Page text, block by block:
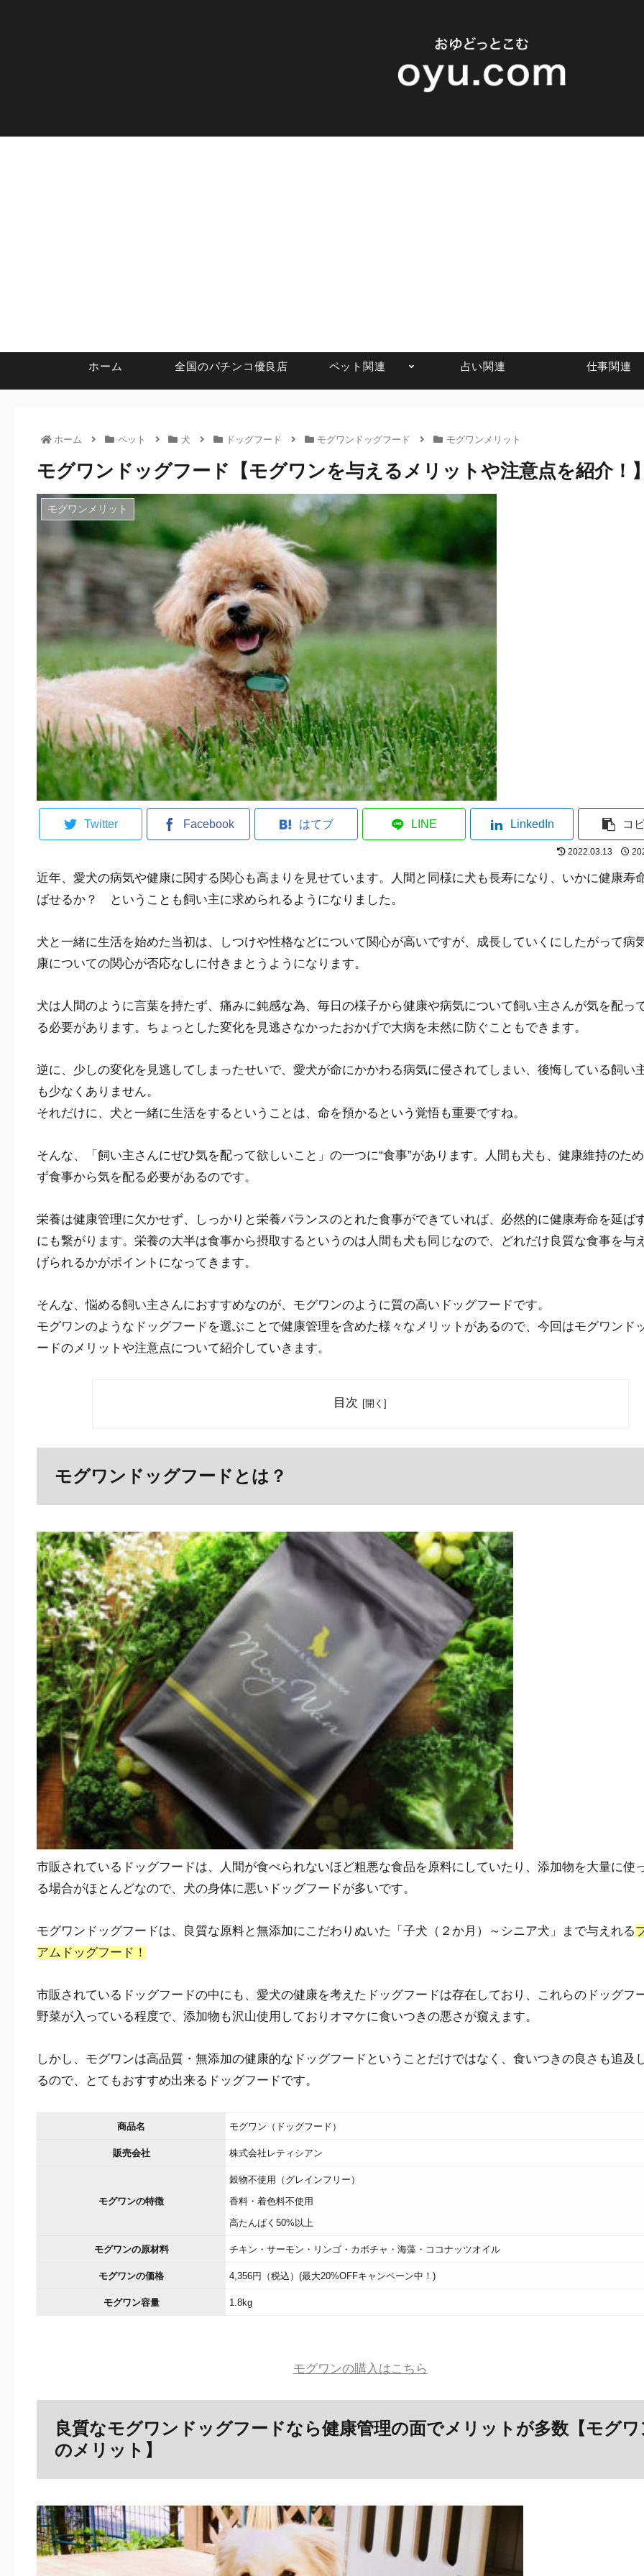
ホーム 全国のパチンコ優良店 ペット関連 占い関連 仕事関連
ホーム ペット 犬 ドッグフード モグワンドッグフード モグワンメリット
モグワンドッグフード【モグワンを与えるメリットや注意点を紹介！
モグワンメリット
Twitter Facebook はてブ LINE LinkedIn コ
2022.03.13
近年、愛犬の病気や健康に関する関心も高まりを見せています。人間と同様に犬も長寿になり、いかに健康寿
ばせるか？ ということも飼い主に求められるようになりました。
犬と一緒に生活を始めた当初は、しつけや性格などについて関心が高いですが、成長していくにしたがって病
康についての関心が否応なしに付きまとうようになります。
犬は人間のように言葉を持たず、痛みに鈍感な為、毎日の様子から健康や病気について飼い主さんが気を配っ
る必要があります。ちょっとした変化を見逃さなかったおかげで大病を未然に防ぐこともできます。
逆に、少しの変化を見逃してしまったせいで、愛犬が命にかかわる病気に侵されてしまい、後悔している飼い
も少なくありません。
それだけに、犬と一緒に生活をするということは、命を預かるという覚悟も重要ですね。
そんな、「飼い主さんにぜひ気を配って欲しいこと」の一つに“食事”があります。人間も犬も、健康維持のた
ず食事から気を配る必要があるのです。
栄養は健康管理に欠かせず、しっかりと栄養バランスのとれた食事ができていれば、必然的に健康寿命を延ば
にも繋がります。栄養の大半は食事から摂取するというのは人間も犬も同じなので、どれだけ良質な食事を与
げられるかがポイントになってきます。
そんな、悩める飼い主さんにおすすめなのが、モグワンのように質の高いドッグフードです。
モグワンのようなドッグフードを選ぶことで健康管理を含めた様々なメリットがあるので、今回はモグワンド
ードのメリットや注意点について紹介していきます。
目次
モグワンドッグフードとは？
市販されているドッグフードは、人間が食べられないほど粗悪な食品を原料にしていたり、添加物を大量に使
る場合がほとんどなので、犬の身体に悪いドッグフードが多いです。
モグワンドッグフードは、良質な原料と無添加にこだわりぬいた「子犬（２か月）～シニア犬」まで与えれる
アムドッグフード！
市販されているドッグフードの中にも、愛犬の健康を考えたドッグフードは存在しており、これらのドッグフ
野菜が入っている程度で、添加物も沢山使用しておりオマケに食いつきの悪さが窺えます。
しかし、モグワンは高品質・無添加の健康的なドッグフードということだけではなく、食いつきの良さも追及
るので、とてもおすすめ出来るドッグフードです。
商品名 モグワン（ドッグフード）
販売会社 株式会社レティシアン
モグワンの特徴
穀物不使用（グレインフリー）
香料・着色料不使用
高たんぱく50%以上
モグワンの原材料 チキン・サーモン・リンゴ・カボチャ・海藻・ココナッツオイル
モグワンの価格 4,356円（税込）(最大20%OFFキャンペーン中！)
モグワン容量 1.8kg
モグワンの購入はこちら
良質なモグワンドッグフードなら健康管理の面でメリットが多数【モグワ
のメリット】